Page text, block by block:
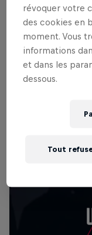
programme :
litres de Red
de plaisir.
révoquer votre
des cookies en
moment. Vous
informations
et dans les
dessous.
Tout